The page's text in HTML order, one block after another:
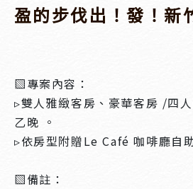
盈的步伐出！發！新
▧專案內容：
▹雙人雅緻客房、豪華客房 /四
乙晚 。
▹依房型附贈Le Café 咖啡廳自
▧備註：